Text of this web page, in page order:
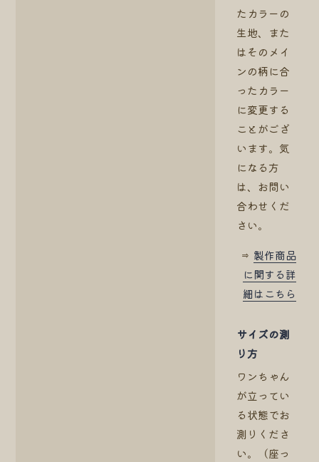
たカラーの
生地、また
はそのメイ
ンの柄に合
ったカラー
に変更する
ことがござ
います。気
になる方
は、お問い
合わせくだ
さい。
⇒ 製作商品
に関する詳
細はこちら
サイズの測
り方
ワンちゃん
が立ってい
る状態でお
測りくださ
い。（座っ